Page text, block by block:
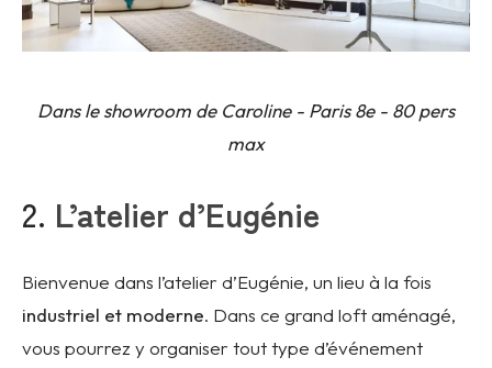
Dans le showroom de Caroline - Paris 8e - 80 pers
max
2. L’atelier d’Eugénie
Bienvenue dans l’atelier d’Eugénie, un lieu à la fois
industriel et moderne. Dans ce grand loft aménagé,
vous pourrez y organiser tout type d’événement